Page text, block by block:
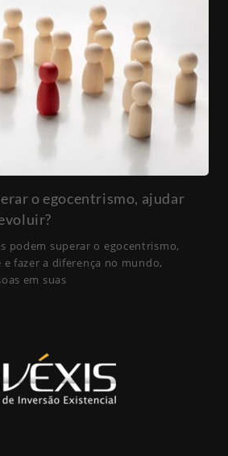
o egocentrismo, ajudar
podem superar o egocentrismo,
e fazer a diferença no mundo,
em suas